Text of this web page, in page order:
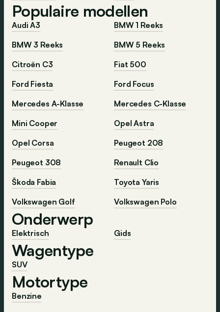
Populaire modellen
Audi A3
BMW 1 Reeks
BMW 3 Reeks
BMW 5 Reeks
Citroën C3
Fiat 500
Ford Fiesta
Ford Focus
Mercedes A-Klasse
Mercedes C-Klasse
Mini Cooper
Opel Astra
Opel Corsa
Peugeot 208
Peugeot 308
Renault Clio
Škoda Fabia
Toyota Yaris
Volkswagen Golf
Volkswagen Polo
Onderwerp
Elektrisch Gids
Wagentype
SUV
Motortype
Benzine